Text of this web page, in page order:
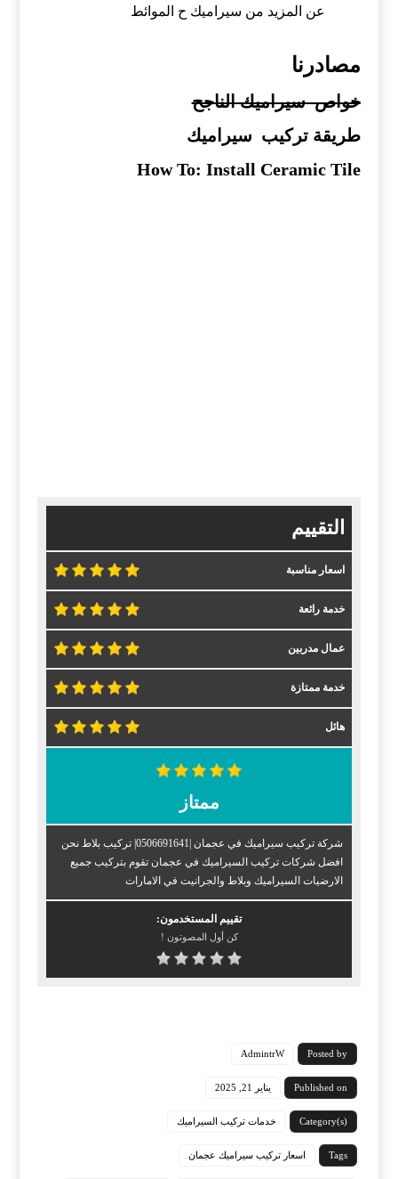
عن المزيد من سيراميك ح الموائط
مصادرنا
خواص سيراميك الناجح
طريقة تركيب سيراميك
How To: Install Ceramic Tile
التقييم
اسعار مناسبة
خدمة رائعة
عمال مدربين
خدمة ممتازة
هائل
ممتاز
شركة تركيب سيراميك في عجمان |0506691641| تركيب بلاط نحن
افضل شركات تركيب السيراميك في عجمان تقوم بتركيب جميع
الارضيات السيراميك وبلاط والجرانيت في الامارات
تقييم المستخدمون:
كن أول المصوتون !
Posted by
AdmintrW
Published on يناير 21, 2025
Category(s) خدمات تركيب السيراميك
Tags اسعار تركيب سيراميك عجمان